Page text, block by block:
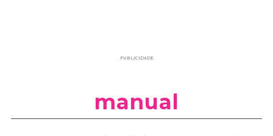
PUBLICIDADE
manual